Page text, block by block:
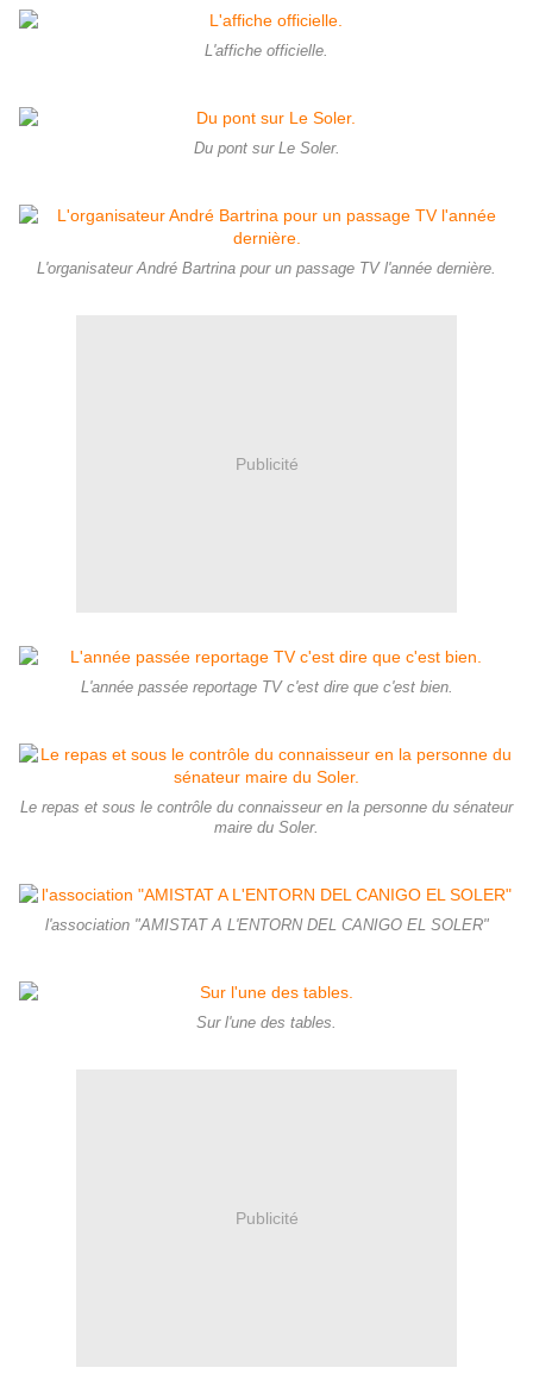
L'affiche officielle.
Du pont sur Le Soler.
L'organisateur André Bartrina pour un passage TV l'année dernière.
Publicité
L'année passée reportage TV c'est dire que c'est bien.
Le repas et sous le contrôle du connaisseur en la personne du sénateur
maire du Soler.
l'association "AMISTAT A L'ENTORN DEL CANIGO EL SOLER"
Sur l'une des tables.
Publicité